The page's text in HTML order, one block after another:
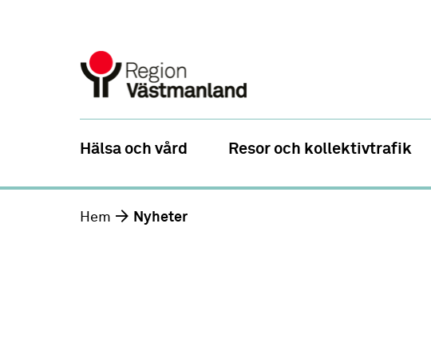
Hälsa och vård Resor och kollektivtrafik
Hem Nyheter